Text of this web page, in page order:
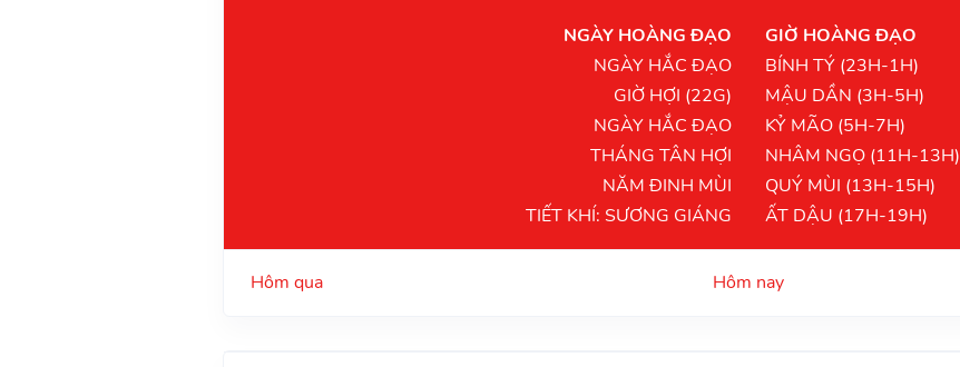
NGÀY HOÀNG ĐẠO
NGÀY HẮC ĐẠO
GIỜ HỢI (22G)
NGÀY HẮC ĐẠO
THÁNG TÂN HỢI
NĂM ĐINH MÙI
TIẾT KHÍ: SƯƠNG GIÁNG
GIỜ HOÀNG ĐẠO
BÍNH TÝ (23H-1H)
MẬU DẦN (3H-5H)
KỶ MÃO (5H-7H)
NHÂM NGỌ (11H-13H)
QUÝ MÙI (13H-15H)
ẤT DẬU (17H-19H)
Hôm qua Hôm nay